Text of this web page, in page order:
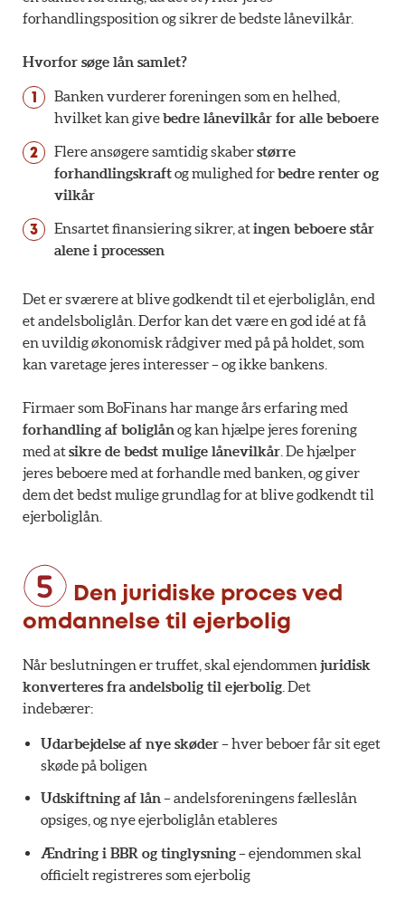
forhandlingsposition og sikrer de bedste lånevilkår.
Hvorfor søge lån samlet?
Banken vurderer foreningen som en helhed,
hvilket kan givebedre lånevilkår for alle beboere
Flere ansøgere samtidig skaberstørre
forhandlingskraftog mulighed forbedre renter og
vilkår
Ensartet finansiering sikrer, atingen beboere står
alene i processen
Det er sværere at blive godkendt til et ejerboliglån, end
et andelsboliglån. Derfor kan det være en god idé at få
en uvildig økonomisk rådgiver med på på holdet, som
kan varetage jeres interesser – og ikke bankens.
Firmaer som BoFinans har mange års erfaring med
forhandling af boliglån og kan hjælpe jeres forening
med atsikre de bedst mulige lånevilkår . De hjælper
jeres beboere med at forhandle med banken, og giver
dem det bedst mulige grundlag for at blive godkendt til
ejerboliglån.
Den juridiske proces ved
omdannelse til ejerbolig
Når beslutningen er truffet, skal ejendommen juridisk
konverteres fra andelsbolig til ejerbolig . Det
indebærer:
Udarbejdelse af nye skøder– hver beboer får sit eget
skøde på boligen
Udskiftning af lån – andelsforeningens fælleslån
opsiges, og nye ejerboliglån etableres
Ændring i BBR og tinglysning– ejendommen skal
officielt registreres som ejerbolig